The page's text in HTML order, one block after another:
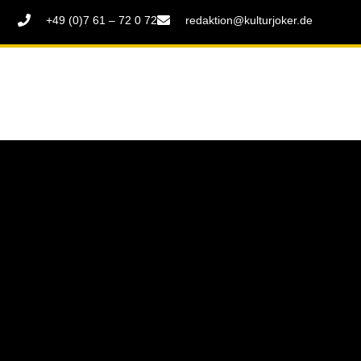
+49 (0)7 61 – 72 0 72 redaktion@kulturjoker.de